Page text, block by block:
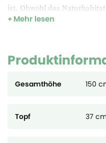
ist. Obwohl das
handelt es sich um eine
Neutrieb, der für etwa 10
Mehr lesen
Gesamthöhe 150
Topf 37